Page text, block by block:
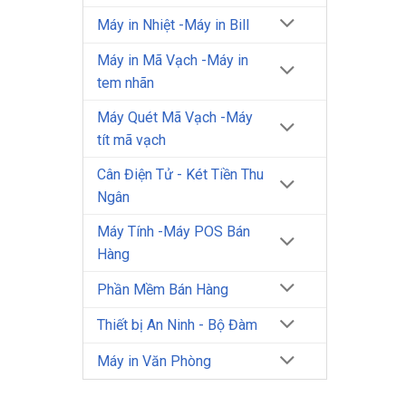
Máy in Nhiệt -Máy in Bill
Máy in Mã Vạch -Máy in
tem nhãn
Máy Quét Mã Vạch -Máy
tít mã vạch
Cân Điện Tử - Két Tiền Thu
Ngân
Máy Tính -Máy POS Bán
Hàng
Phần Mềm Bán Hàng
Thiết bị An Ninh - Bộ Đàm
Máy in Văn Phòng